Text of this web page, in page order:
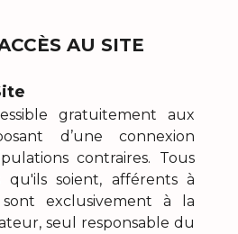
AU SITE
gratuitement aux
d’une connexion
contraires. Tous
qu'ils soient, afférents à
exclusivement à la
seul responsable du